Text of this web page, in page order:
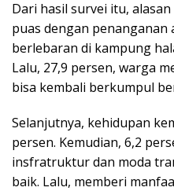
Dari hasil survei itu,
puas dengan penanganan
berlebaran di kampung
Lalu, 27,9 persen, warga
bisa kembali berkumpul
Selanjutnya, kehidupan
persen. Kemudian, 6,2
insfratruktur dan moda
baik. Lalu, memberi